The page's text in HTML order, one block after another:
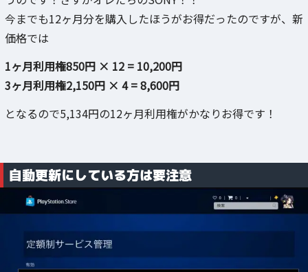
今までも12ヶ月分を購入したほうがお得だったのですが、新
価格では
1ヶ月利用権850円 × 12 = 10,200円
3ヶ月利用権2,150円 × 4 = 8,600円
となるので5,134円の12ヶ月利用権がかなりお得です！
自動更新にしている方は要注意